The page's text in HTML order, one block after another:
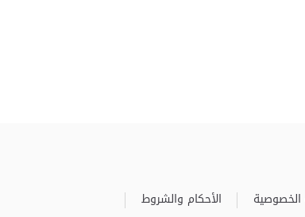
الأحكام والشروط